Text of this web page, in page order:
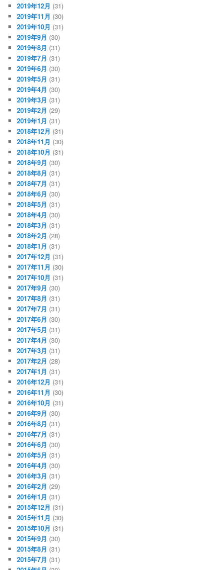
2019年12月 (31)
2019年11月 (30)
2019年10月 (31)
2019年9月 (30)
2019年8月 (31)
2019年7月 (31)
2019年6月 (30)
2019年5月 (31)
2019年4月 (30)
2019年3月 (31)
2019年2月 (29)
2019年1月 (31)
2018年12月 (31)
2018年11月 (30)
2018年10月 (31)
2018年9月 (30)
2018年8月 (31)
2018年7月 (31)
2018年6月 (30)
2018年5月 (31)
2018年4月 (30)
2018年3月 (31)
2018年2月 (28)
2018年1月 (31)
2017年12月 (31)
2017年11月 (30)
2017年10月 (31)
2017年9月 (30)
2017年8月 (31)
2017年7月 (31)
2017年6月 (30)
2017年5月 (31)
2017年4月 (30)
2017年3月 (31)
2017年2月 (28)
2017年1月 (31)
2016年12月 (31)
2016年11月 (30)
2016年10月 (31)
2016年9月 (30)
2016年8月 (31)
2016年7月 (31)
2016年6月 (30)
2016年5月 (31)
2016年4月 (30)
2016年3月 (31)
2016年2月 (29)
2016年1月 (31)
2015年12月 (31)
2015年11月 (30)
2015年10月 (31)
2015年9月 (30)
2015年8月 (31)
2015年7月 (31)